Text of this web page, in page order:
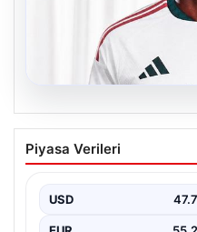
06.08.2026
Real Madrid, Yan
Etti: Detaylar
gündeme oturdu. Kulüp,
Piyasa Verileri
USD